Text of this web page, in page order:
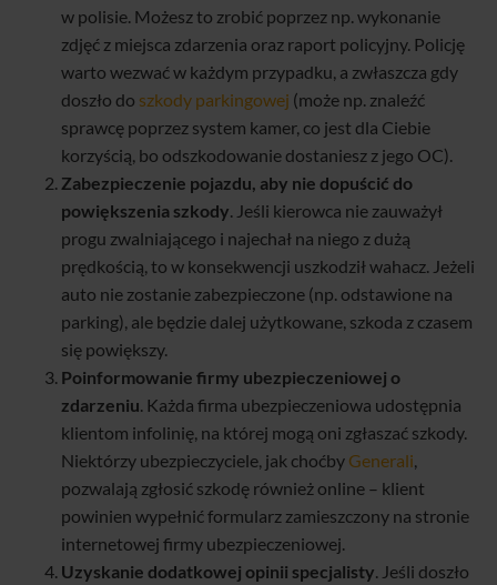
w polisie. Możesz to zrobić poprzez np. wykonanie
zdjęć z miejsca zdarzenia oraz raport policyjny. Policję
warto wezwać w każdym przypadku, a zwłaszcza gdy
doszło do szkody parkingowej (może np. znaleźć
sprawcę poprzez system kamer, co jest dla Ciebie
korzyścią, bo odszkodowanie dostaniesz z jego OC).
Zabezpieczenie pojazdu, aby nie dopuścić do
powiększenia szkody. Jeśli kierowca nie zauważył
progu zwalniającego i najechał na niego z dużą
prędkością, to w konsekwencji uszkodził wahacz. Jeżeli
auto nie zostanie zabezpieczone (np. odstawione na
parking), ale będzie dalej użytkowane, szkoda z czasem
się powiększy.
Poinformowanie firmy ubezpieczeniowej o
zdarzeniu. Każda firma ubezpieczeniowa udostępnia
klientom infolinię, na której mogą oni zgłaszać szkody.
Niektórzy ubezpieczyciele, jak choćby Generali,
pozwalają zgłosić szkodę również online – klient
powinien wypełnić formularz zamieszczony na stronie
internetowej firmy ubezpieczeniowej.
Uzyskanie dodatkowej opinii specjalisty. Jeśli doszło